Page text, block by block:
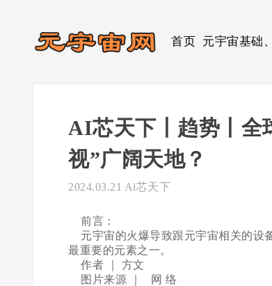
首页 元宇宙基础
AI芯天下丨趋势丨全
视”广阔天地？
2024.03.21 Ai芯天下
前言：
元宇宙的火爆导致跟元宇宙相关的设
最重要的元素之一。
作者 ｜ 方文
图片来源 ｜ 网 络